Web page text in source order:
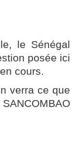
le Sénégal
posée ici
cours.
verra ce que